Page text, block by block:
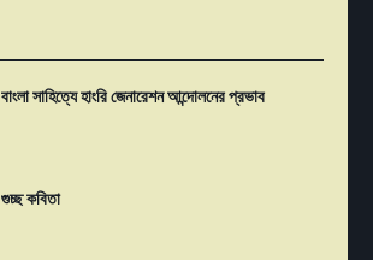
বাংলা সাহিত্যে হাংরি জেনারেশন আন্দোলনের প্রভাব
গুচ্ছ কবিতা